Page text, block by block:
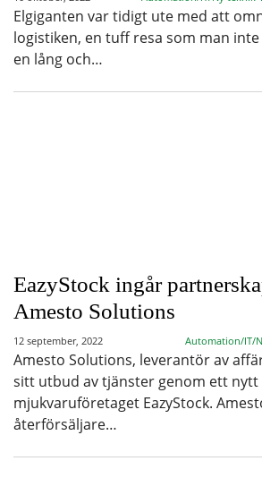
Elgiganten var tidigt ute med att
logistiken, en tuff resa som man
en lång och…
EazyStock ingår
Amesto Solutions
12 september, 2022 Automation/IT/
Amesto Solutions, leverantör av
sitt utbud av tjänster genom ett nytt
mjukvaruföretaget EazyStock.
återförsäljare…